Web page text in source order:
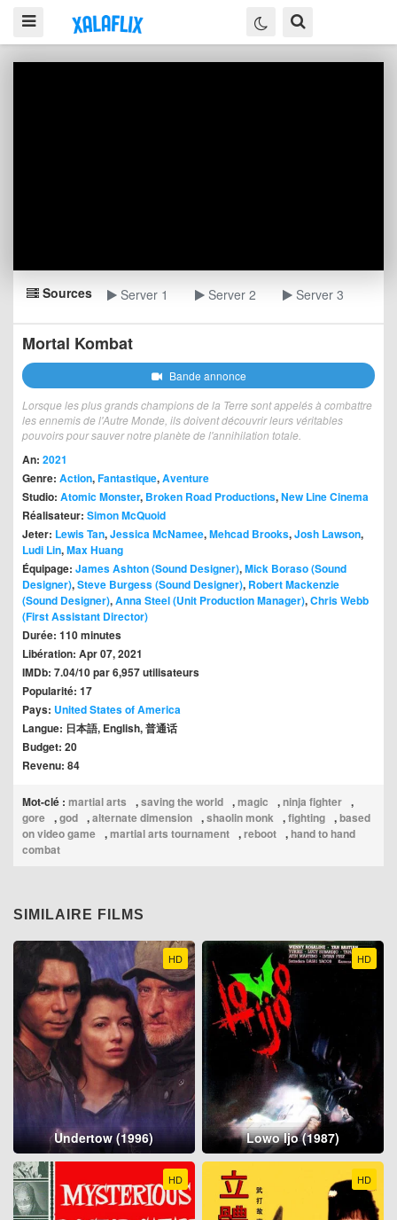
Sources Server 1 Server 2 Server 3
Mortal Kombat
Bande annonce
Lorsque les plus grands champions de la Terre sont appelés à combattre
les ennemis de l'Autre Monde, ils doivent découvrir leurs véritables
pouvoirs pour sauver notre planète de l'annihilation totale.
An: 2021
Genre: Action,Fantastique,Aventure
Studio: Atomic Monster, Broken Road Productions,New Line Cinema
Réalisateur: Simon McQuoid
Jeter: Lewis Tan,Jessica McNamee,Mehcad Brooks,Josh Lawson,
Ludi Lin,Max Huang
Équipage: James Ashton (Sound Designer),Mick Boraso (Sound
Designer),Steve Burgess (Sound Designer), Robert Mackenzie
(Sound Designer),Anna Steel (Unit Production Manager),Chris Webb
(First Assistant Director)
Durée: 110 minutes
Libération: Apr 07, 2021
IMDb: 7.04/10 par 6,957 utilisateurs
Popularité: 17
Pays: United States of America
Langue: 日本語, English, 普通话
Budget: 20
Revenu: 84
Mot-clé : martial arts ,saving the world ,magic ,ninja fighter ,
gore ,god ,alternate dimension ,shaolin monk ,fighting ,based
on video game ,martial arts tournament ,reboot , hand to hand
combat
SIMILAIRE FILMS
HD
Undertow (1996)
HD
Lowo Ijo (1987)
HD HD